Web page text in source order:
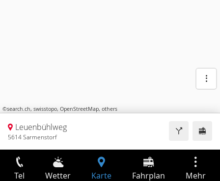
©search.ch, swisstopo, OpenStreetMap, others
Leuenbühlweg
5614 Sarmenstorf
Tel Wetter Karte Fahrplan Mehr